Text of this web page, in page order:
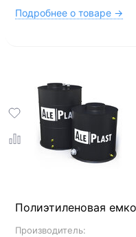
Подробнее о товаре →
Полиэтиленовая
Производитель: